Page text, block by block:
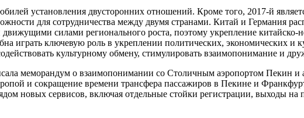
установления двусторонних отношений. Кроме того, 2017-й
для сотрудничества между двумя странами. Китай и Германия
силами регионального роста, поэтому укрепление китайско-
играть ключевую роль в укреплении политических, экономических и
культурному обмену, стимулировать взаимопонимание и
меморандум о взаимопонимании со Столичным аэропортом Пекин
и сокращение времени трансфера пассажиров в Пекине и
новых сервисов, включая отдельные стойки регистрации, выходы